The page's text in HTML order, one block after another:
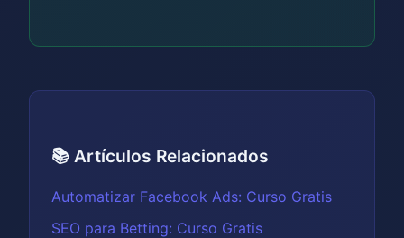
📚 Artículos Relacionados
Automatizar Facebook Ads: Curso Gratis
SEO para Betting: Curso Gratis